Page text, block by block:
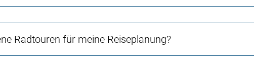
Radtouren für meine Reiseplanung?